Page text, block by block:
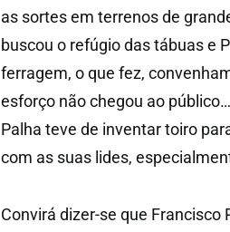
as sortes em terrenos de
buscou o refúgio das tábuas e
ferragem, o que fez,
esforço não chegou ao
Palha teve de inventar toiro
com as suas lides,
Convirá dizer-se que